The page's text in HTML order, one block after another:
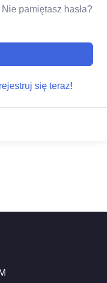
Nie pamiętasz hasła?
się teraz!